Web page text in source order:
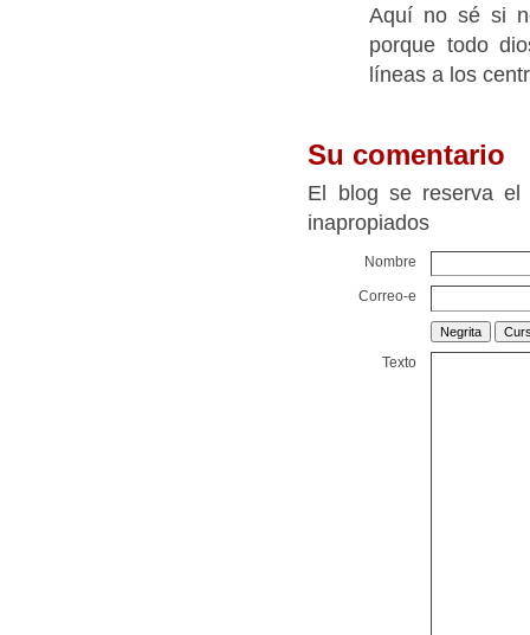
Aquí no sé si
porque todo
líneas a los
Su comentario
El blog se reserva el
inapropiados
Nombre
Correo-e
Texto